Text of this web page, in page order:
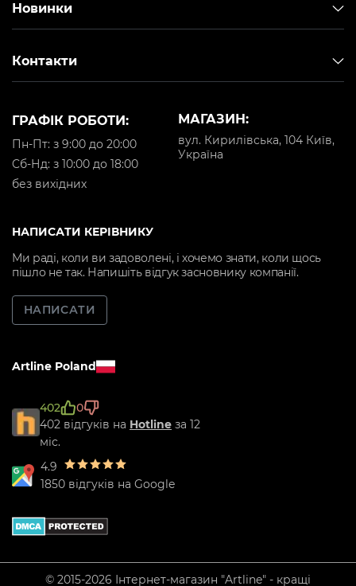
Новинки
Контакти
МАГАЗИН:
вул. Кирилівська, 104 Київ,
Україна
ГРАФІК РОБОТИ:
Пн-Пт: з 9:00 до 20:00
Cб-Нд: з 10:00 до 18:00
без вихідних
НАПИСАТИ КЕРІВНИКУ
Ми раді, коли ви задоволені, і хочемо знати, коли щось
пішло не так. Напишіть відгук засновнику компанії.
НАПИСАТИ
Artline Poland
402
0
402 відгуків на Hotline за 12
міс.
4.9
1850 відгуків на Google
© 2015-2026 Інтернет-магазин "Artline" - кращі